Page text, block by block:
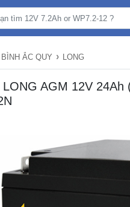
BÌNH ẮC QUY › LONG
AGM 12V 24Ah